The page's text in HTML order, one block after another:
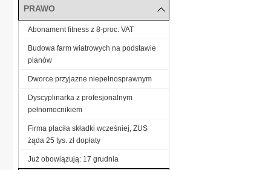
PRAWO
Abonament fitness z 8-proc. VAT
Budowa farm wiatrowych na podstawie
planów
Dworce przyjazne niepełnosprawnym
Dyscyplinarka z profesjonalnym
pełnomocnikiem
Firma płaciła składki wcześniej, ZUS
żąda 25 tys. zł dopłaty
Już obowiązują: 17 grudnia